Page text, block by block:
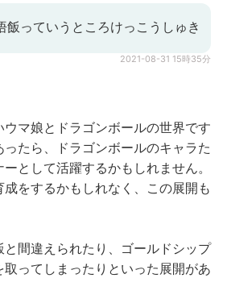
飯っていうところけっこうしゅき
2021-08-31 15時35分
ウマ娘とドラゴンボールの世界です
たら、ドラゴンボールのキャラた
として活躍するかもしれません。
をするかもしれなく、この展開も
間違えられたり、ゴールドシップ
ってしまったりといった展開があ